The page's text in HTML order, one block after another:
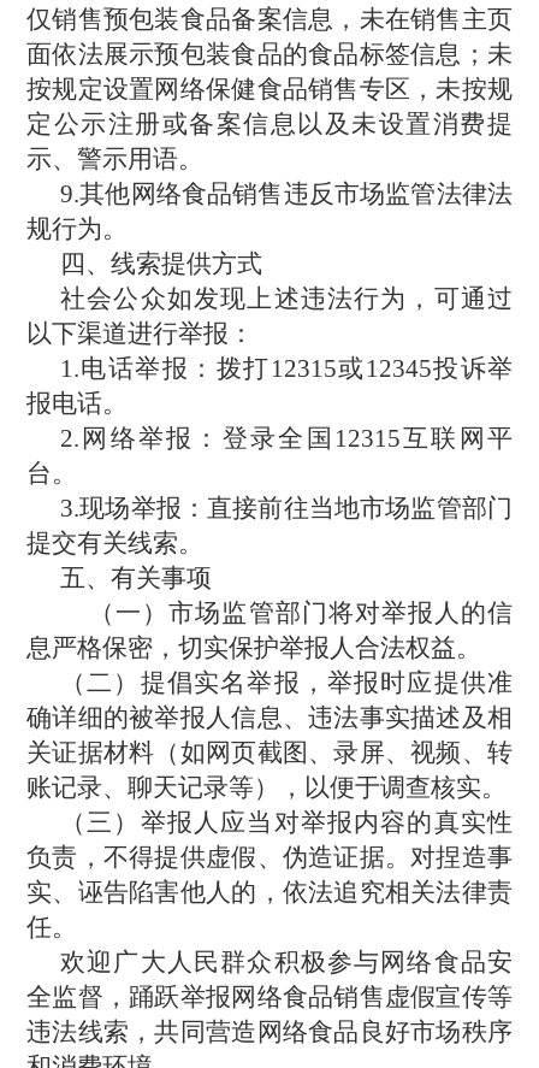
仅销售预包装食品备案信息，未在销售主页
面依法展示预包装食品的食品标签信息；未
按规定设置网络保健食品销售专区，未按规
定公示注册或备案信息以及未设置消费提
示、警示用语。
9.其他网络食品销售违反市场监管法律法
规行为。
四、线索提供方式
社会公众如发现上述违法行为，可通过
以下渠道进行举报：
1.电话举报：拨打12315或12345投诉举
报电话。
2.网络举报：登录全国12315互联网平
台。
3.现场举报：直接前往当地市场监管部门
提交有关线索。
五、有关事项
（一）市场监管部门将对举报人的信
息严格保密，切实保护举报人合法权益。
（二）提倡实名举报，举报时应提供准
确详细的被举报人信息、违法事实描述及相
关证据材料（如网页截图、录屏、视频、转
账记录、聊天记录等），以便于调查核实。
（三）举报人应当对举报内容的真实性
负责，不得提供虚假、伪造证据。对捏造事
实、诬告陷害他人的，依法追究相关法律责
任。
欢迎广大人民群众积极参与网络食品安
全监督，踊跃举报网络食品销售虚假宣传等
违法线索，共同营造网络食品良好市场秩序